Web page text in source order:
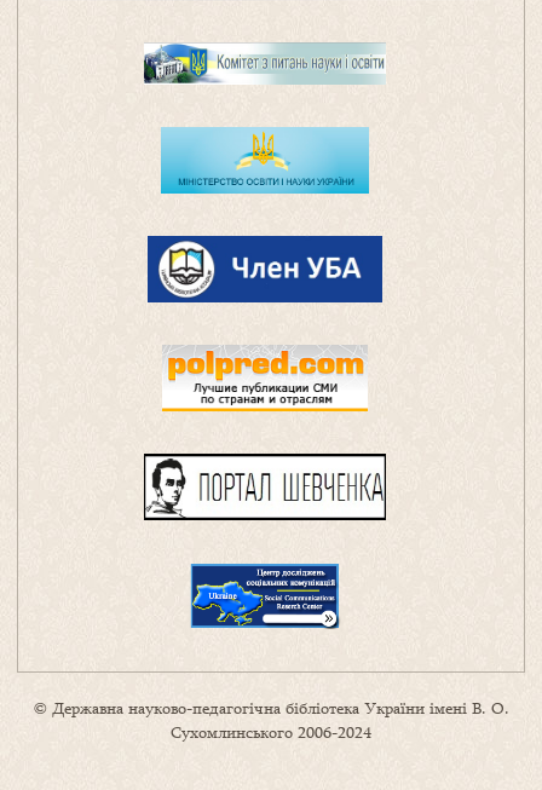
© Державна науково-педагогічна бібліотека України імені В. О.
Сухомлинського 2006-2024